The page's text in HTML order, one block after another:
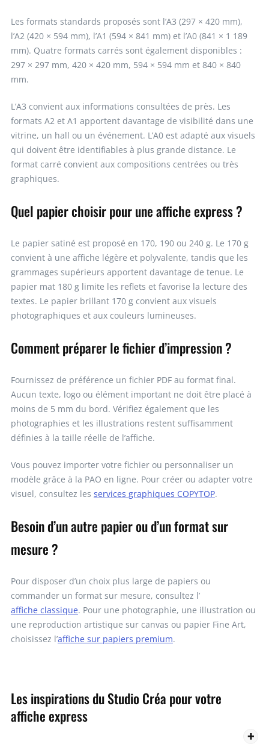
Les formats standards proposés sont l’A3 (297 × 420 mm),
l’A2 (420 × 594 mm), l’A1 (594 × 841 mm) et l’A0 (841 × 1 189
mm). Quatre formats carrés sont également disponibles :
297 × 297 mm, 420 × 420 mm, 594 × 594 mm et 840 × 840
mm.
L’A3 convient aux informations consultées de près. Les
formats A2 et A1 apportent davantage de visibilité dans une
vitrine, un hall ou un événement. L’A0 est adapté aux visuels
qui doivent être identifiables à plus grande distance. Le
format carré convient aux compositions centrées ou très
graphiques.
Quel papier choisir pour une affiche express ?
Le papier satiné est proposé en 170, 190 ou 240 g. Le 170 g
convient à une affiche légère et polyvalente, tandis que les
grammages supérieurs apportent davantage de tenue. Le
papier mat 180 g limite les reflets et favorise la lecture des
textes. Le papier brillant 170 g convient aux visuels
photographiques et aux couleurs lumineuses.
Comment préparer le fichier d’impression ?
Fournissez de préférence un fichier PDF au format final.
Aucun texte, logo ou élément important ne doit être placé à
moins de 5 mm du bord. Vérifiez également que les
photographies et les illustrations restent suffisamment
définies à la taille réelle de l’affiche.
Vous pouvez importer votre fichier ou personnaliser un
modèle grâce à la PAO en ligne. Pour créer ou adapter votre
visuel, consultez les services graphiques COPYTOP.
Besoin d’un autre papier ou d’un format sur
mesure ?
Pour disposer d’un choix plus large de papiers ou
commander un format sur mesure, consultez l’
affiche classique. Pour une photographie, une illustration ou
une reproduction artistique sur canvas ou papier Fine Art,
choisissez l’affiche sur papiers premium.
Les inspirations du Studio Créa pour votre
affiche express